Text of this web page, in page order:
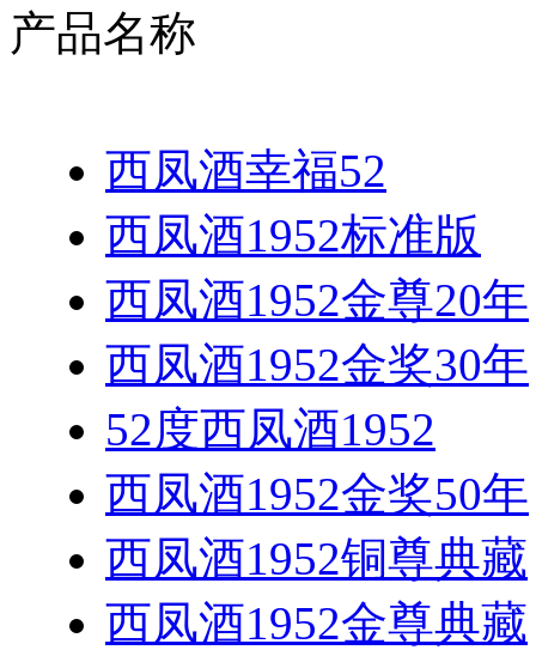
产品名称
西凤酒幸福52
西凤酒1952标准版
西凤酒1952金尊20年
西凤酒1952金奖30年
52度西凤酒1952
西凤酒1952金奖50年
西凤酒1952铜尊典藏
西凤酒1952金尊典藏